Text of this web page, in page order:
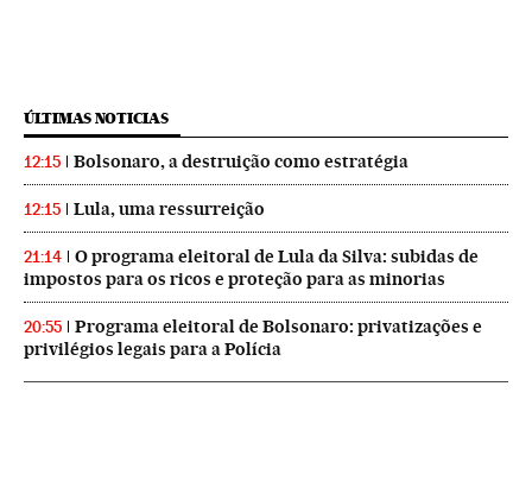
ÚLTIMAS NOTICIAS
12:15 Bolsonaro, a destruição como estratégia
12:15 Lula, uma ressurreição
21:14
O programa eleitoral de Lula da Silva: subidas de
impostos para os ricos e proteção para as minorias
20:55
Programa eleitoral de Bolsonaro: privatizações e
privilégios legais para a Polícia